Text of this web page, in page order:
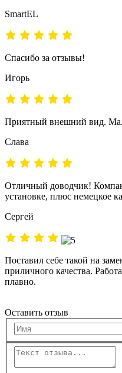
SmartEL
Спасибо за отзывы!
Игорь
Приятный внешний вид.
Слава
Отличный доводчик!
установке, плюс немецкое
Сергей
Поставил себе такой на
приличного качества.
плавно.
Оставить отзыв